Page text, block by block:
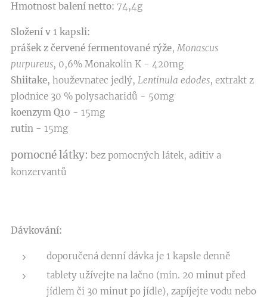
Hmotnost balení netto: 74,4g
Složení v 1 kapsli:
prášek z červené fermentované rýže,Monascus
purpureus, 0,6% Monakolin K - 420mg
Shiitake, houževnatec jedlý, Lentinula edodes, extrakt z
plodnice 30 % polysacharidů - 50mg
koenzym Q10 - 15mg
rutin - 15mg
pomocné látky: bez pomocných látek, aditiv a
konzervantů
Dávkování:
doporučená denní dávka je 1 kapsle denně
tablety užívejte na lačno (min. 20 minut před
jídlem či 30 minut po jídle), zapíjejte vodu nebo